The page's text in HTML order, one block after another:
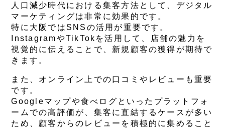
人口減少時代における集客方法として、デジタル
マーケティングは非常に効果的です。
特に大阪ではSNSの活用が重要です。
InstagramやTikTokを活用して、店舗の魅力を
視覚的に伝えることで、新規顧客の獲得が期待で
きます。
また、オンライン上での口コミやレビューも重要
です。
Googleマップや食べログといったプラットフォ
ームでの高評価が、集客に直結するケースが多い
ため、顧客からのレビューを積極的に集めること